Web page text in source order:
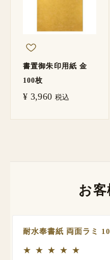
書置御朱印用紙 金
100枚
¥ 3,960 税込
お
耐水奉書紙 両面ラミ
★ ★ ★ ★ ★